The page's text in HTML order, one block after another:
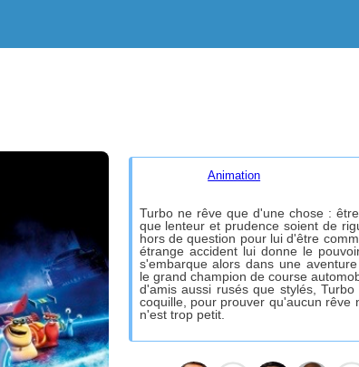
Animation
Turbo ne rêve que d'une chose :
que lenteur et prudence soient de
hors de question pour lui d'être
étrange accident lui donne le
s'embarque alors dans une
le grand champion de course
d'amis aussi rusés que stylés,
coquille, pour prouver qu'aucun rêve
n'est trop petit.